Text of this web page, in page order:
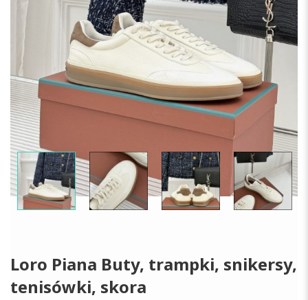
Loro Piana Buty, trampki, snikersy,
tenisówki, skora